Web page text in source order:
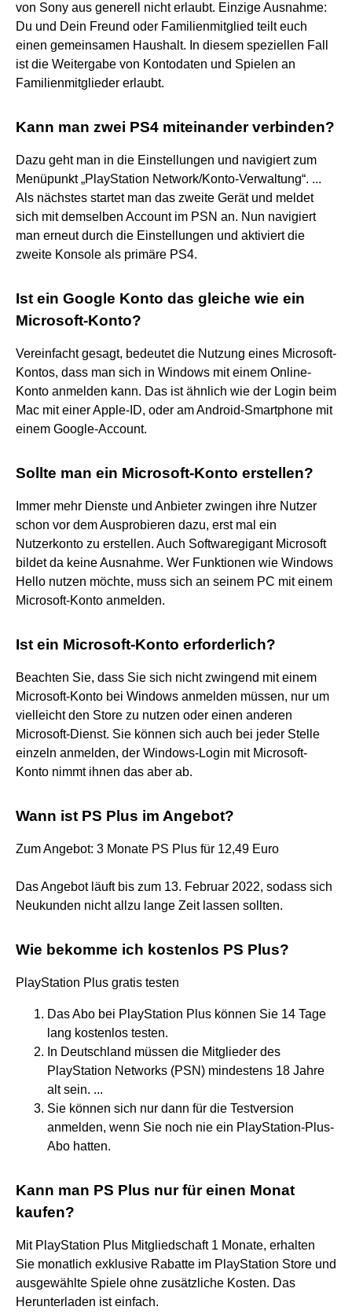
von Sony aus generell nicht erlaubt. Einzige Ausnahme:
Du und Dein Freund oder Familienmitglied teilt euch
einen gemeinsamen Haushalt. In diesem speziellen Fall
ist die Weitergabe von Kontodaten und Spielen an
Familienmitglieder erlaubt.
Kann man zwei PS4 miteinander verbinden?
Dazu geht man in die Einstellungen und navigiert zum
Menüpunkt „PlayStation Network/Konto-Verwaltung“. ...
Als nächstes startet man das zweite Gerät und meldet
sich mit demselben Account im PSN an. Nun navigiert
man erneut durch die Einstellungen und aktiviert die
zweite Konsole als primäre PS4.
Ist ein Google Konto das gleiche wie ein
Microsoft-Konto?
Vereinfacht gesagt, bedeutet die Nutzung eines Microsoft-
Kontos, dass man sich in Windows mit einem Online-
Konto anmelden kann. Das ist ähnlich wie der Login beim
Mac mit einer Apple-ID, oder am Android-Smartphone mit
einem Google-Account.
Sollte man ein Microsoft-Konto erstellen?
Immer mehr Dienste und Anbieter zwingen ihre Nutzer
schon vor dem Ausprobieren dazu, erst mal ein
Nutzerkonto zu erstellen. Auch Softwaregigant Microsoft
bildet da keine Ausnahme. Wer Funktionen wie Windows
Hello nutzen möchte, muss sich an seinem PC mit einem
Microsoft-Konto anmelden.
Ist ein Microsoft-Konto erforderlich?
Beachten Sie, dass Sie sich nicht zwingend mit einem
Microsoft-Konto bei Windows anmelden müssen, nur um
vielleicht den Store zu nutzen oder einen anderen
Microsoft-Dienst. Sie können sich auch bei jeder Stelle
einzeln anmelden, der Windows-Login mit Microsoft-
Konto nimmt ihnen das aber ab.
Wann ist PS Plus im Angebot?
Zum Angebot: 3 Monate PS Plus für 12,49 Euro
Das Angebot läuft bis zum 13. Februar 2022, sodass sich
Neukunden nicht allzu lange Zeit lassen sollten.
Wie bekomme ich kostenlos PS Plus?
PlayStation Plus gratis testen
Das Abo bei PlayStation Plus können Sie 14 Tage
lang kostenlos testen.
In Deutschland müssen die Mitglieder des
PlayStation Networks (PSN) mindestens 18 Jahre
alt sein. ...
Sie können sich nur dann für die Testversion
anmelden, wenn Sie noch nie ein PlayStation-Plus-
Abo hatten.
Kann man PS Plus nur für einen Monat
kaufen?
Mit PlayStation Plus Mitgliedschaft 1 Monate, erhalten
Sie monatlich exklusive Rabatte im PlayStation Store und
ausgewählte Spiele ohne zusätzliche Kosten. Das
Herunterladen ist einfach.